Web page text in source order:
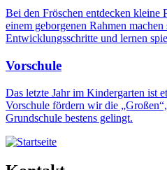
Bei den Fröschen entdecken kleine
einem geborgenen Rahmen
Entwicklungsschritte und lernen
Vorschule
Das letzte Jahr im Kindergarten ist
Vorschule fördern wir die
Grundschule bestens gelingt.